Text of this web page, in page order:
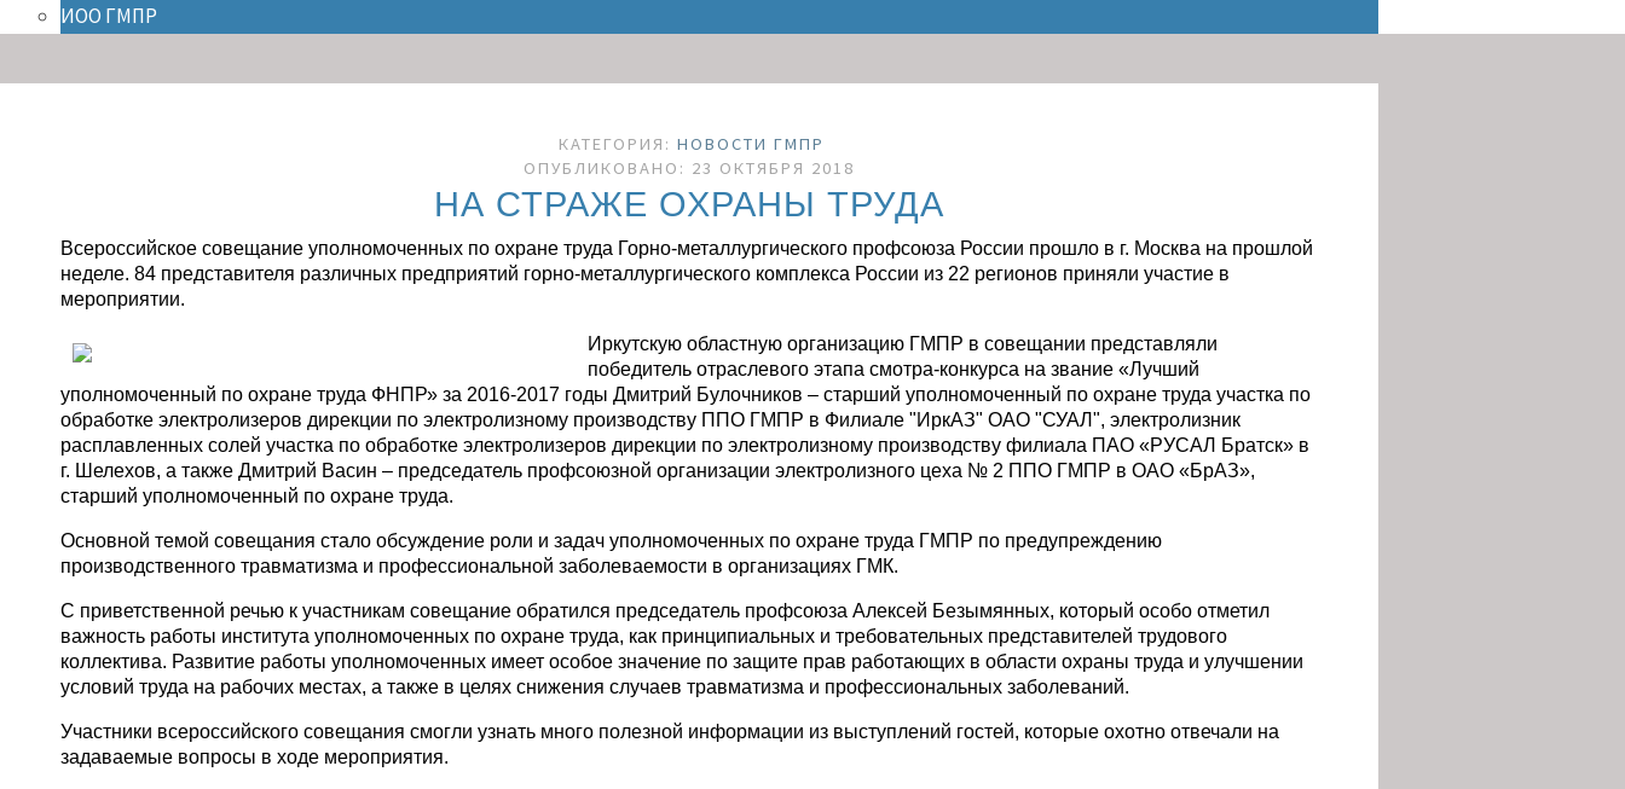
ИОО ГМПР
КАТЕГОРИЯ: НОВОСТИ ГМПР
ОПУБЛИКОВАНО: 23 ОКТЯБРЯ 2018
НА СТРАЖЕ ОХРАНЫ ТРУДА
Всероссийское совещание уполномоченных по охране труда Горно-металлургического профсоюза России прошло в г. Москва на прошлой
неделе. 84 представителя различных предприятий горно-металлургического комплекса России из 22 регионов приняли участие в
мероприятии.
Иркутскую областную организацию ГМПР в совещании представляли
победитель отраслевого этапа смотра-конкурса на звание «Лучший
уполномоченный по охране труда ФНПР» за 2016-2017 годы Дмитрий Булочников – старший уполномоченный по охране труда участка по
обработке электролизеров дирекции по электролизному производству ППО ГМПР в Филиале "ИркАЗ" ОАО "СУАЛ", электролизник
расплавленных солей участка по обработке электролизеров дирекции по электролизному производству филиала ПАО «РУСАЛ Братск» в
г. Шелехов, а также Дмитрий Васин – председатель профсоюзной организации электролизного цеха № 2 ППО ГМПР в ОАО «БрАЗ»,
старший уполномоченный по охране труда.
Основной темой совещания стало обсуждение роли и задач уполномоченных по охране труда ГМПР по предупреждению
производственного травматизма и профессиональной заболеваемости в организациях ГМК.
С приветственной речью к участникам совещание обратился председатель профсоюза Алексей Безымянных, который особо отметил
важность работы института уполномоченных по охране труда, как принципиальных и требовательных представителей трудового
коллектива. Развитие работы уполномоченных имеет особое значение по защите прав работающих в области охраны труда и улучшении
условий труда на рабочих местах, а также в целях снижения случаев травматизма и профессиональных заболеваний.
Участники всероссийского совещания смогли узнать много полезной информации из выступлений гостей, которые охотно отвечали на
задаваемые вопросы в ходе мероприятия.